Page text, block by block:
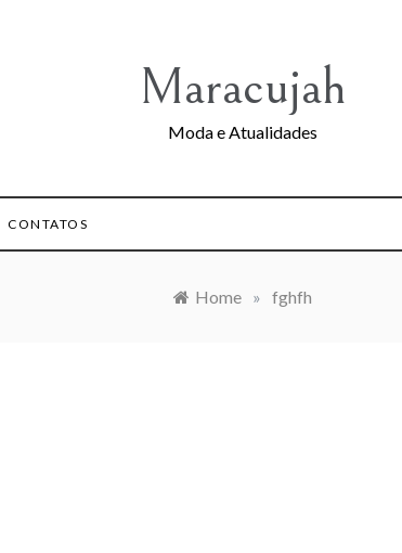
Maracujah
Moda e Atualidades
CONTATOS
Home » fghfh